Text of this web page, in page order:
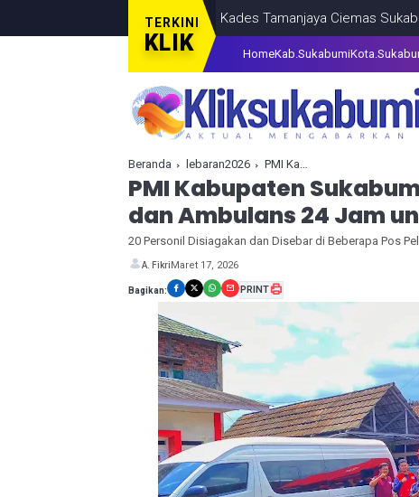
TERKINI
KLIK
Kasus Narkoba, Oknum Kades Tamanjaya Ciemas Sukabumi
HomeKab.Sukabumi
Beranda lebaran2026 PMI Kabupaten Sukabumi Siagakan Personel Medis dan Ambulans 24 Jam untuk Mudik Lebaran 2026
PMI Kabupaten
dan Ambulans 24 Jam
20 Personil Disiagakan dan Disebar di Beberapa Pos
A. FikriMaret 17, 2026
Bagikan: PRINT